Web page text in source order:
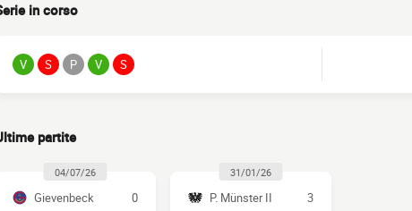
in corso
V S P V S
partite
04/07/26
Gievenbeck
0
31/01/26
P. Münster II
3